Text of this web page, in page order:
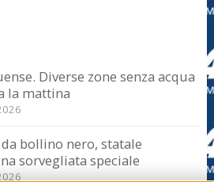
Diverse zone senza acqua
la mattina
bollino nero, statale
sorvegliata speciale